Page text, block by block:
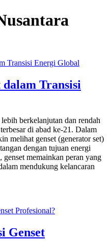
Transisi
berkelanjutan dan rendah
di abad ke-21. Dalam
melihat genset (generator set)
dengan tujuan energi
memainkan peran yang
mendukung kelancaran
Genset